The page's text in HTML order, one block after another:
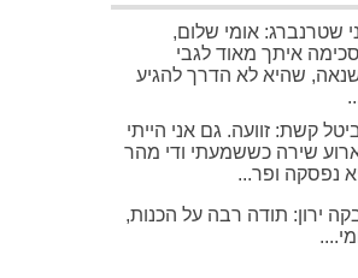
שטרנברג: אומי שלום,
איתך מאוד לגבי
שהיא לא הדרך להגיע
קשת: זוועה. גם אני הייתי
שירה כששמעתי ודי מהר
נפסקה ופר...
ירון: תודה רבה על הכנות,